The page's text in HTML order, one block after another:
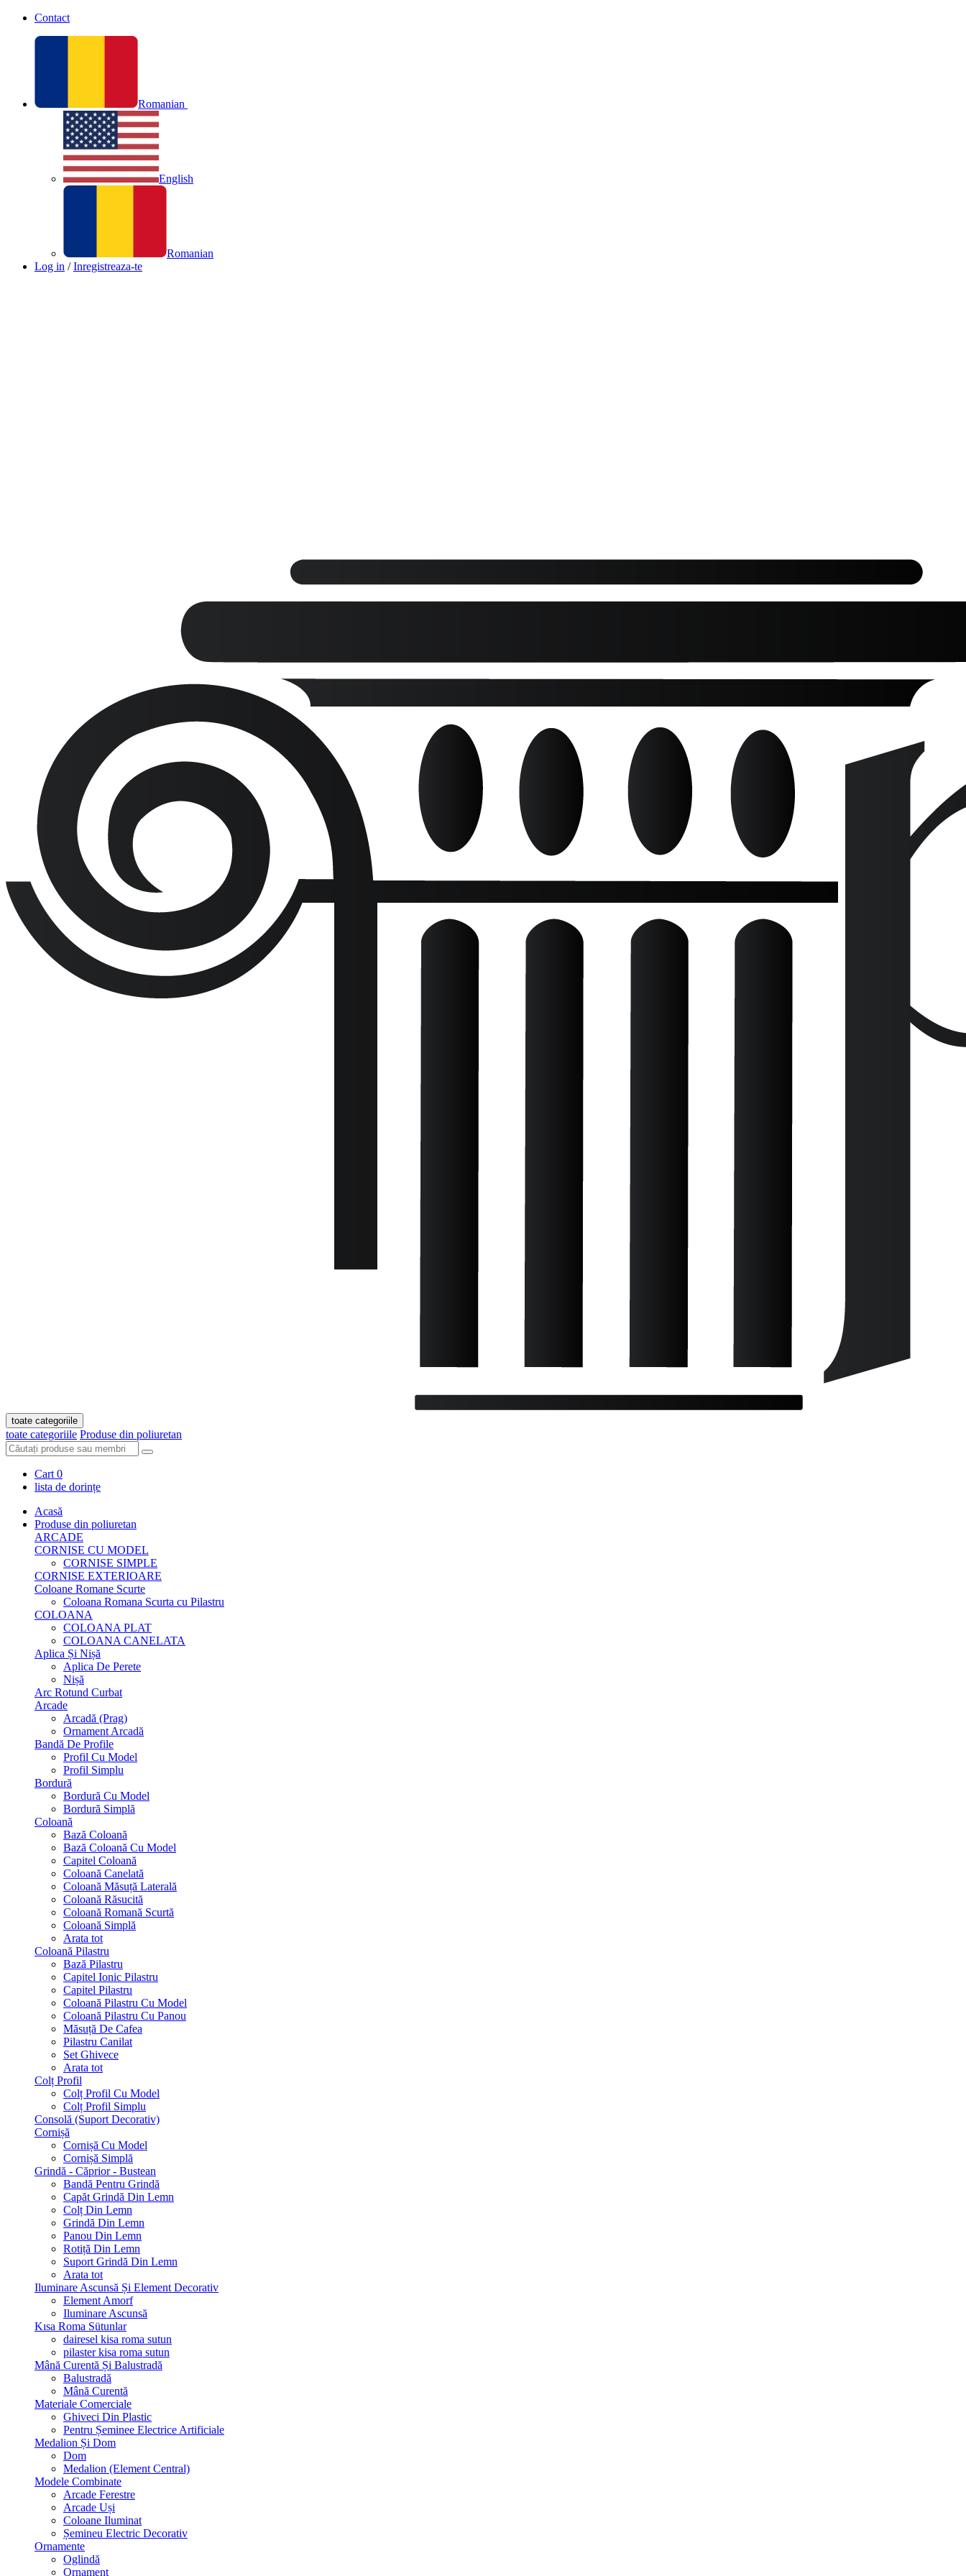
Contact
Romanian
English
Romanian
Log in / Inregistreaza-te
toate categoriile
toate categoriile Produse din poliuretan
Cart 0
lista de dorințe
Acasă
Produse din poliuretan
ARCADE
CORNISE CU MODEL
CORNISE SIMPLE
CORNISE EXTERIOARE
Coloane Romane Scurte
Coloana Romana Scurta cu Pilastru
COLOANA
COLOANA PLAT
COLOANA CANELATA
Aplica Și Nișă
Aplica De Perete
Nișă
Arc Rotund Curbat
Arcade
Arcadă (Prag)
Ornament Arcadă
Bandă De Profile
Profil Cu Model
Profil Simplu
Bordură
Bordură Cu Model
Bordură Simplă
Coloană
Bază Coloană
Bază Coloană Cu Model
Capitel Coloană
Coloană Canelată
Coloană Măsuță Laterală
Coloană Răsucită
Coloană Romană Scurtă
Coloană Simplă
Arata tot
Coloană Pilastru
Bază Pilastru
Capitel Ionic Pilastru
Capitel Pilastru
Coloană Pilastru Cu Model
Coloană Pilastru Cu Panou
Măsuță De Cafea
Pilastru Canilat
Set Ghivece
Arata tot
Colț Profil
Colț Profil Cu Model
Colț Profil Simplu
Consolă (Suport Decorativ)
Cornișă
Cornișă Cu Model
Cornișă Simplă
Grindă - Căprior - Bustean
Bandă Pentru Grindă
Capăt Grindă Din Lemn
Colț Din Lemn
Grindă Din Lemn
Panou Din Lemn
Rotiță Din Lemn
Suport Grindă Din Lemn
Arata tot
Iluminare Ascunsă Și Element Decorativ
Element Amorf
Iluminare Ascunsă
Kısa Roma Sütunlar
dairesel kisa roma sutun
pilaster kisa roma sutun
Mână Curentă Și Balustradă
Balustradă
Mână Curentă
Materiale Comerciale
Ghiveci Din Plastic
Pentru Șeminee Electrice Artificiale
Medalion Și Dom
Dom
Medalion (Element Central)
Modele Combinate
Arcade Ferestre
Arcade Uși
Coloane Iluminat
Șemineu Electric Decorativ
Ornamente
Oglindă
Ornament